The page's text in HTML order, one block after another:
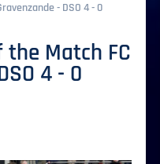
- DSO 4 - 0
the Match FC
4 - 0